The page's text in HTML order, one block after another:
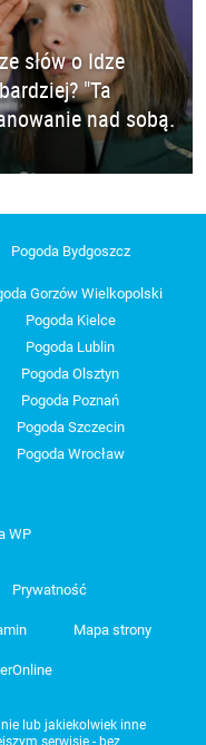
słów o Idze
"Ta
nad sobą.
Pogoda Bydgoszcz
Gorzów Wielkopolski
Pogoda Kielce
Pogoda Lublin
Pogoda Olsztyn
Pogoda Poznań
Pogoda Szczecin
Pogoda Wrocław
WP
Prywatność
Mapa strony
lub jakiekolwiek inne
serwisie - bez